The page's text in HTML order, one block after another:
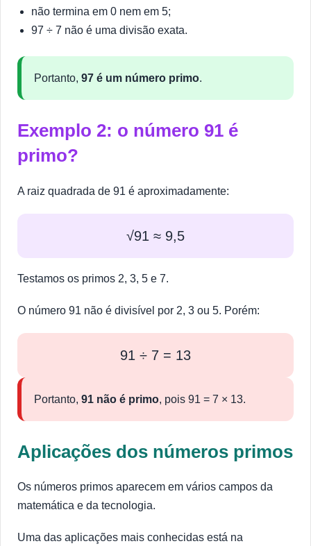
não termina em 0 nem em 5;
97 ÷ 7 não é uma divisão exata.
Portanto, 97 é um número primo.
Exemplo 2: o número 91 é
primo?
A raiz quadrada de 91 é aproximadamente:
√91 ≈ 9,5
Testamos os primos 2, 3, 5 e 7.
O número 91 não é divisível por 2, 3 ou 5. Porém:
91 ÷ 7 = 13
Portanto, 91 não é primo, pois 91 = 7 × 13.
Aplicações dos números primos
Os números primos aparecem em vários campos da
matemática e da tecnologia.
Uma das aplicações mais conhecidas está na